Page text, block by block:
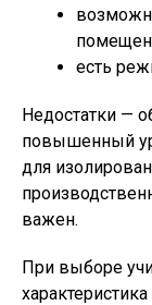
есть
Недостатки —
повышенный
для
важен.
При выборе